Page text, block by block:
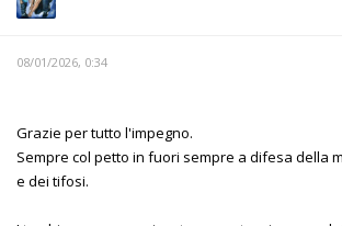
08/01/2026, 0:34
Grazie per tutto l'impegno.
Sempre col petto in fuori sempre a difesa della
e dei tifosi.